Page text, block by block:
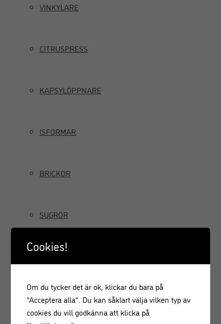
VINKYLARE
CITRUSPRESS
KAPSYLÖPPNARE
ISFORMAR
BRICKOR
SUGRÖR
GRÄDDSIFONER
Cookies!
Om du tycker det är ok, klickar du bara på
"Acceptera alla". Du kan såklart välja vilken typ av
cookies du vill godkänna att klicka på